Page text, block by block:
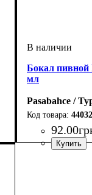
Бокал пивной
мл
Pasabahce /
92.00